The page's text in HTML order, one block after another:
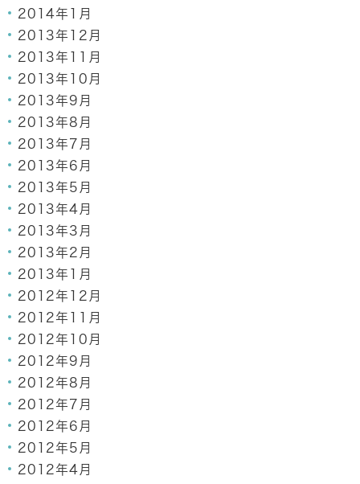
2014年1月
2013年12月
2013年11月
2013年10月
2013年9月
2013年8月
2013年7月
2013年6月
2013年5月
2013年4月
2013年3月
2013年2月
2013年1月
2012年12月
2012年11月
2012年10月
2012年9月
2012年8月
2012年7月
2012年6月
2012年5月
2012年4月